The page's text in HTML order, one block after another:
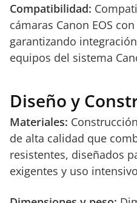
Compatibilidad:
cámaras Canon EOS
garantizando
equipos del sistema
Diseño y
Materiales:
de alta calidad que
resistentes, diseñados
exigentes y uso